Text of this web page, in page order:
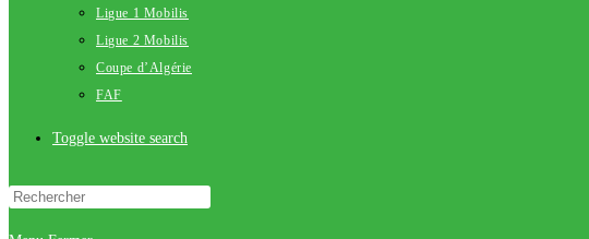
Ligue 1 Mobilis
Ligue 2 Mobilis
Coupe d’Algérie
FAF
Toggle website search